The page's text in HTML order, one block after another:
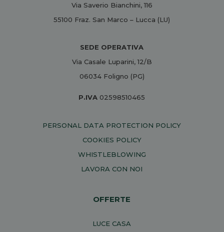
Via Saverio Bianchini, 116
55100 Fraz. San Marco – Lucca (LU)
SEDE OPERATIVA
Via Casale Luparini, 12/B
06034 Foligno (PG)
P.IVA 02598510465
PERSONAL DATA PROTECTION POLICY
COOKIES POLICY
WHISTLEBLOWING
LAVORA CON NOI
OFFERTE
LUCE CASA